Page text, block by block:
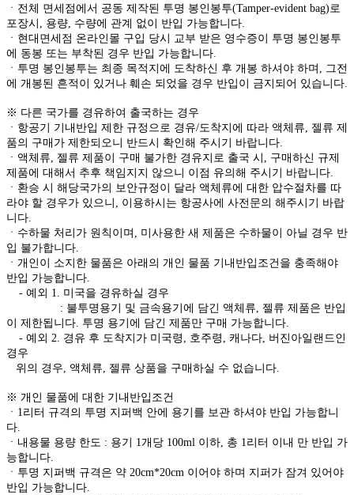
ㆍ전체 면세점에서 공동 제작된 투명 봉인봉투(Tamper-evident bag)로
포장시, 용량, 수량에 관계 없이 반입 가능합니다.
ㆍ현대면세점 온라인몰 구입 당시 교부 받은 영수증이 투명 봉인봉투
에 동봉 또는 부착된 경우 반입 가능합니다.
ㆍ투명 봉인봉투는 최종 목적지에 도착하신 후 개봉 하셔야 하며, 그전
에 개봉된 흔적이 있거나 훼손 되었을 경우 반입이 금지되어 있습니다.
※ 다른 국가를 경유하여 출국하는 경우
ㆍ항공기 기내반입 제한 규정으로 경유/도착지에 따라 액체류, 젤류 제
품의 구매가 제한되오니 반드시 확인해 주시기 바랍니다.
ㆍ액체류, 젤류 제품이 구매 불가한 경유지로 출국 시, 구매하신 규제
제품에 대해서 추후 책임지지 않으니 이점 유의해 주시기 바랍니다.
ㆍ환승 시 해당국가의 보안규정이 달라 액체류에 대한 압수절차를 따
라야 할 경우가 있으니, 이용하시는 항공사에 사전문의 해주시기 바랍
니다.
ㆍ수하물 처리가 원칙이며, 미사용한 새 제품은 수하물이 아닐 경우 반
입 불가합니다.
ㆍ개인이 소지한 물품은 아래의 개인 물품 기내반입조건을 충족해야
반입 가능합니다.
- 예외 1. 미국을 경유하실 경우
: 불투명용기 및 금속용기에 담긴 액체류, 젤류 제품은 반입
이 제한됩니다. 투명 용기에 담긴 제품만 구매 가능합니다.
- 예외 2. 경유 후 도착지가 미국령, 호주령, 캐나다, 버진아일랜드인
경우
위의 경우, 액체류, 젤류 상품을 구매하실 수 없습니다.
※ 개인 물품에 대한 기내반입조건
ㆍ1리터 규격의 투명 지퍼백 안에 용기를 보관 하셔야 반입 가능합니
다.
ㆍ내용물 용량 한도 : 용기 1개당 100ml 이하, 총 1리터 이내 만 반입 가
능합니다.
ㆍ투명 지퍼백 규격은 약 20cm*20cm 이어야 하며 지퍼가 잠겨 있어야
반입 가능합니다.